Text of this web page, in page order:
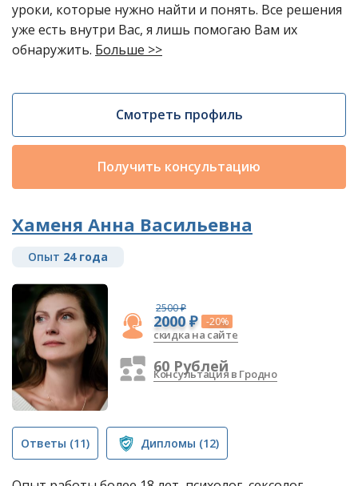
уроки, которые нужно найти и понять. Все решения
уже есть внутри Вас, я лишь помогаю Вам их
обнаружить. Больше >>
Смотреть профиль
Получить консультацию
Хаменя Анна Васильевна
Опыт 24 года
2500 ₽
2000 ₽ -20%
скидка на сайте
60 Рублей
Консультация в Гродно
Ответы (11) Дипломы (12)